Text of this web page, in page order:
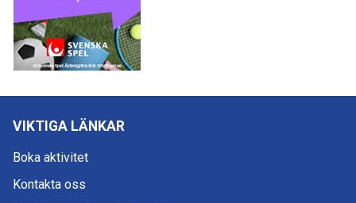
VIKTIGA LÄNKAR
Boka aktivitet
Kontakta oss